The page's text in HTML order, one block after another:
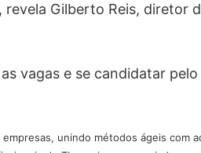
Gilberto Reis, diretor
vagas e se candidatar
unindo métodos ágeis com